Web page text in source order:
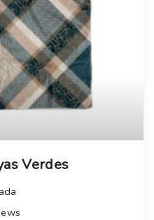
Verdes